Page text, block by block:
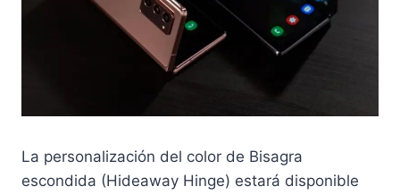
La personalización del color de Bisagra
escondida (Hideaway Hinge) estará disponible